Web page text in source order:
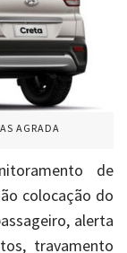
AGRADA
de
colocação do
alerta
travamento